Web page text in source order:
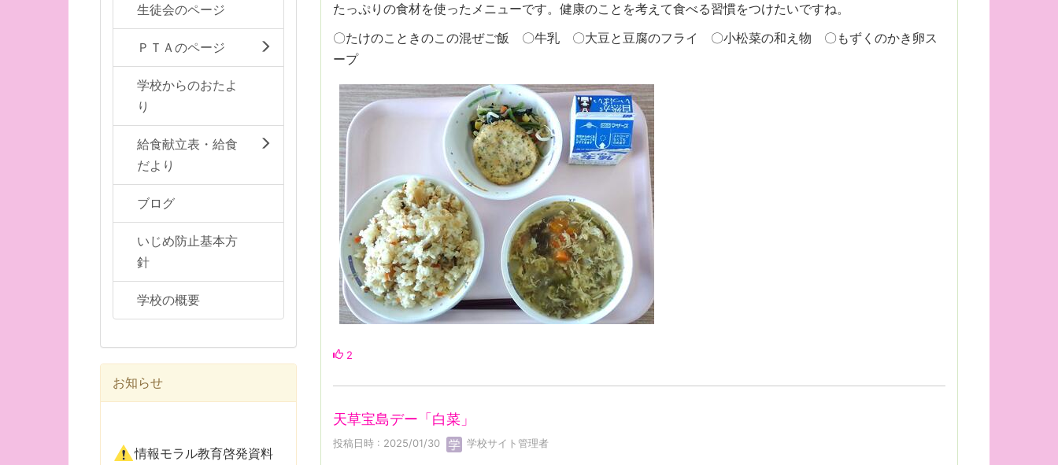
たっぷりの食材を使ったメニューです。健康のことを考えて食べる習慣をつけたいですね。
〇たけのこときのこの混ぜご飯 〇牛乳 〇大豆と豆腐のフライ 〇小松菜の和え物 〇もずくのかき卵ス
ープ
2
天草宝島デー「白菜」
投稿日時 : 2025/01/30 学校サイト管理者
生徒会のページ
ＰＴＡのページ
学校からのおたよ
り
給食献立表・給食
だより
ブログ
いじめ防止基本方
針
学校の概要
お知らせ
情報モラル教育啓発資料